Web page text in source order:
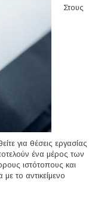
Στους
για θέσεις εργασίας
ένα μέρος των
ιστότοπους και
το αντικείμενο